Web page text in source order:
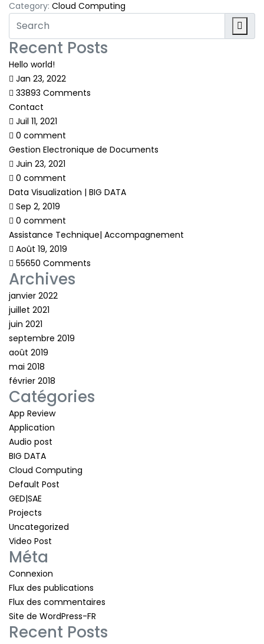
Category: Cloud Computing
Recent Posts
Hello world!
Jan 23, 2022
33893 Comments
Contact
Juil 11, 2021
0 comment
Gestion Electronique de Documents
Juin 23, 2021
0 comment
Data Visualization | BIG DATA
Sep 2, 2019
0 comment
Assistance Technique| Accompagnement
Août 19, 2019
55650 Comments
Archives
janvier 2022
juillet 2021
juin 2021
septembre 2019
août 2019
mai 2018
février 2018
Catégories
App Review
Application
Audio post
BIG DATA
Cloud Computing
Default Post
GED|SAE
Projects
Uncategorized
Video Post
Méta
Connexion
Flux des publications
Flux des commentaires
Site de WordPress-FR
Recent Posts